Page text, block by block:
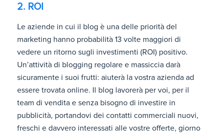
2. ROI
Le aziende in cui il blog è una delle priorità del
marketing hanno probabilità 13 volte maggiori di
vedere un ritorno sugli investimenti (ROI) positivo.
Un’attività di blogging regolare e massiccia darà
sicuramente i suoi frutti: aiuterà la vostra azienda ad
essere trovata online. Il blog lavorerà per voi, per il
team di vendita e senza bisogno di investire in
pubblicità, portandovi dei contatti commerciali nuovi,
freschi e davvero interessati alle vostre offerte, giorno